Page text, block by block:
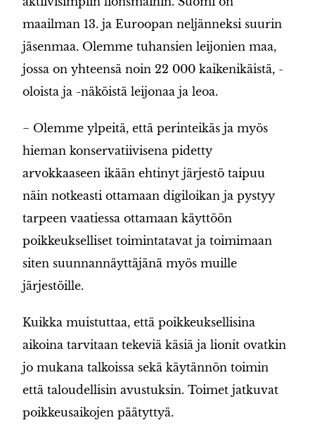
maailman 13. ja Euroopan neljänneksi suurin
jäsenmaa. Olemme tuhansien leijonien maa,
jossa on yhteensä noin 22 000 kaikenikäistä, -
oloista ja -näköistä leijonaa ja leoa.
− Olemme ylpeitä, että perinteikäs ja myös
hieman konservatiivisena pidetty
arvokkaaseen ikään ehtinyt järjestö taipuu
näin notkeasti ottamaan digiloikan ja pystyy
tarpeen vaatiessa ottamaan käyttöön
poikkeukselliset toimintatavat ja toimimaan
siten suunnannäyttäjänä myös muille
järjestöille.
Kuikka muistuttaa, että poikkeuksellisina
aikoina tarvitaan tekeviä käsiä ja lionit ovatkin
jo mukana talkoissa sekä käytännön toimin
että taloudellisin avustuksin. Toimet jatkuvat
poikkeusaikojen päätyttyä.